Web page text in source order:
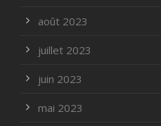
août 2023
juillet 2023
juin 2023
mai 2023